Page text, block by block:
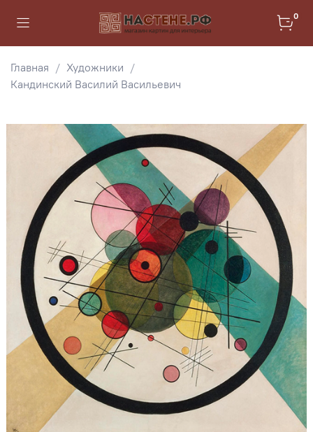
0
Главная
Художники
Кандинский Василий Васильевич